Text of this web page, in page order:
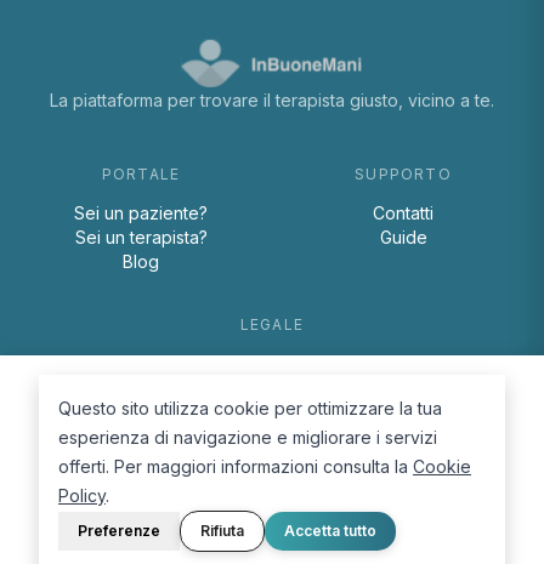
La piattaforma per trovare il terapista giusto, vicino a te.
PORTALE
Sei un paziente?
Sei un terapista?
Blog
SUPPORTO
Contatti
Guide
LEGALE
Cookie Policy
Questo sito utilizza cookie per ottimizzare la tua
esperienza di navigazione e migliorare i servizi
offerti. Per maggiori informazioni consulta la Cookie
Policy.
Preferenze Rifiuta Accetta tutto